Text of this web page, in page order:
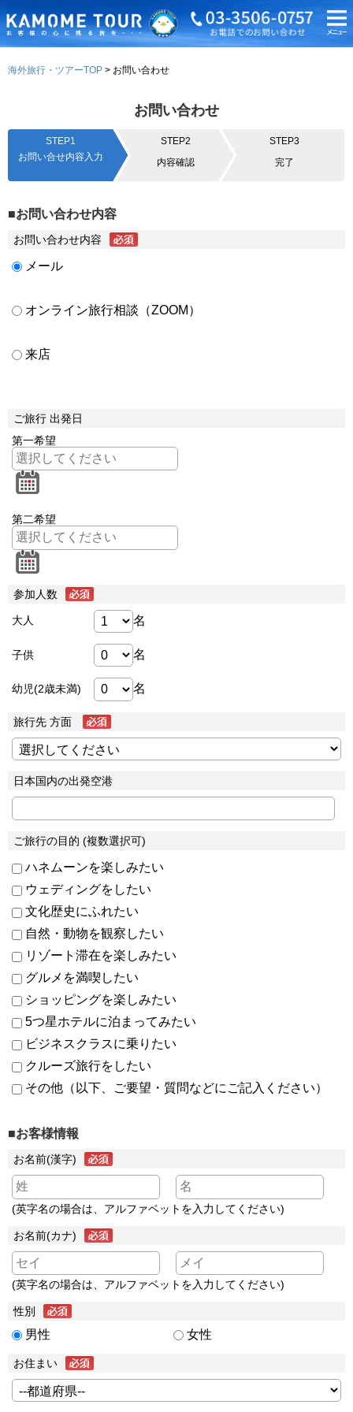
海外旅行・ツアーTOP お問い合わせ
お問い合わせ
STEP1
お問い合せ内容入力
STEP2
内容確認
STEP3
完了
■お問い合わせ内容
お問い合わせ内容
メール
オンライン旅行相談（ZOOM）
来店
ご旅行 出発日
第一希望
第二希望
参加人数
大人 名
子供 名
幼児(2歳未満) 名
旅行先 方面
日本国内の出発空港
ご旅行の目的 (複数選択可)
ハネムーンを楽しみたい
ウェディングをしたい
文化歴史にふれたい
自然・動物を観察したい
リゾート滞在を楽しみたい
グルメを満喫したい
ショッピングを楽しみたい
5つ星ホテルに泊まってみたい
ビジネスクラスに乗りたい
クルーズ旅行をしたい
その他（以下、ご要望・質問などにご記入ください）
■お客様情報
お名前(漢字)
(英字名の場合は、アルファベットを入力してください)
お名前(カナ)
(英字名の場合は、アルファベットを入力してください)
性別
男性 女性
お住まい